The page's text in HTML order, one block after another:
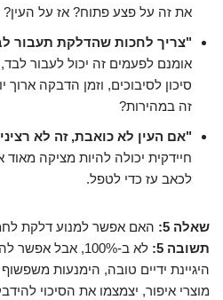
את זה על פצע פתוח? אז על
"צריך לחכות שהדלקת תעבור
אומנם לפעמים זה יכול לעבור
סיכון לסיבוכים, וזמן הדבקה
זה במהירות?
"אם העין לא כואבת, זה לא
חיידקית יכולה להיות מציקה
לכאב עז כדי לטפל.
שאלה 5:
האם אפשר למנוע דלקת
תשובה 5:
לא ב-100%, אבל
היגיינת ידיים טובה, הימנעות משפשוף
מוצרי איפור, יצמצמו את הסיכוי